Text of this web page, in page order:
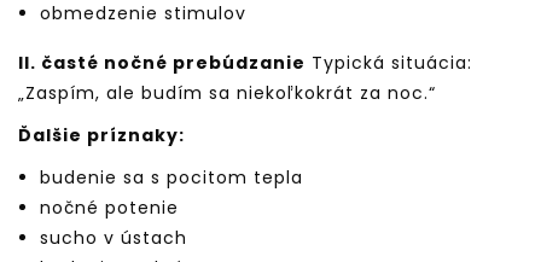
obmedzenie stimulov
II. časté nočné prebúdzanie Typická situácia:
„Zaspím, ale budím sa niekoľkokrát za noc.“
Ďalšie príznaky:
budenie sa s pocitom tepla
nočné potenie
sucho v ústach